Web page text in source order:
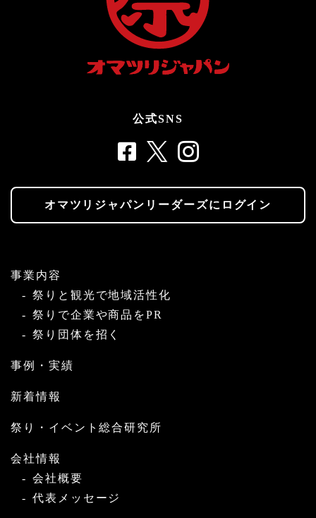
公式SNS
オマツリジャパンリーダーズにログイン
事業内容
祭りと観光で地域活性化
祭りで企業や商品をPR
祭り団体を招く
事例・実績
新着情報
祭り・イベント総合研究所
会社情報
会社概要
代表メッセージ